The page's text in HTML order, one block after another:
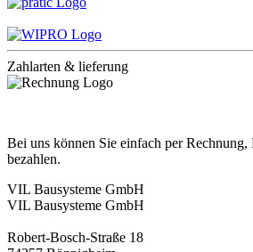
Zahlarten & lieferung
Bei uns können Sie einfach per Rechnung,
bezahlen.
VIL Bausysteme GmbH
VIL Bausysteme GmbH
Robert-Bosch-Straße 18